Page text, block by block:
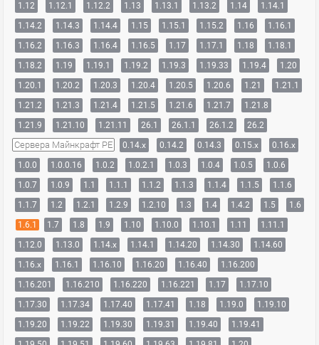
1.12
1.12.1 1.12.2 1.13 1.13.1 1.13.2 1.14
1.14.1
1.14.2
1.14.3 1.14.4 1.15 1.15.1 1.15.2 1.16
1.16.1
1.16.2
1.16.3 1.16.4 1.16.5 1.17 1.17.1 1.18
1.18.1
1.18.2
1.19 1.19.1 1.19.2 1.19.3 1.19.33 1.19.4
1.20
1.20.1
1.20.2 1.20.3 1.20.4 1.20.5 1.20.6 1.21
1.21.1
1.21.2
1.21.3 1.21.4 1.21.5 1.21.6 1.21.7
1.21.8
1.21.9
1.21.10 1.21.11 26.1 26.1.1 26.1.2 26.2
Сервера Майнкрафт PE 0.14.x 0.14.2 0.14.3 0.15.x
0.16.x
1.0.0
1.0.0.16 1.0.2 1.0.2.1 1.0.3 1.0.4 1.0.5
1.0.6
1.0.7
1.0.9 1.1 1.1.1 1.1.2 1.1.3 1.1.4 1.1.5
1.1.6
1.1.7
1.2 1.2.1 1.2.9 1.2.10 1.3 1.4 1.4.2 1.5
1.6
1.6.1
1.7 1.8 1.9 1.10 1.10.0 1.10.1 1.11
1.11.1
1.12.0
1.13.0 1.14.x 1.14.1 1.14.20 1.14.30
1.14.60
1.16.x
1.16.1 1.16.10 1.16.20 1.16.40
1.16.200
1.16.201
1.16.210 1.16.220 1.16.221 1.17
1.17.10
1.17.30
1.17.34 1.17.40 1.17.41 1.18 1.19.0
1.19.10
1.19.20
1.19.22 1.19.30 1.19.31 1.19.40
1.19.41